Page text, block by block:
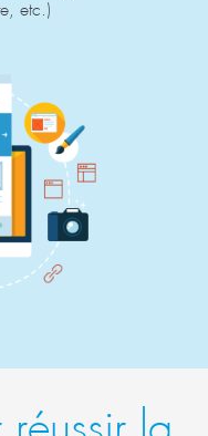
etc.)
réussir la